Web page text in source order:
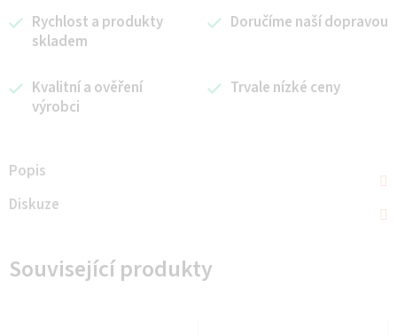
Rychlost a produkty
skladem
Doručíme naší dopravou
Kvalitní a ověření
výrobci
Trvale nízké ceny
Popis
Diskuze
Související produkty